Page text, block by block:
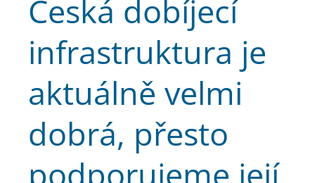
Česká dobíjecí
infrastruktura je
aktuálně velmi
dobrá, přesto
podporujeme její